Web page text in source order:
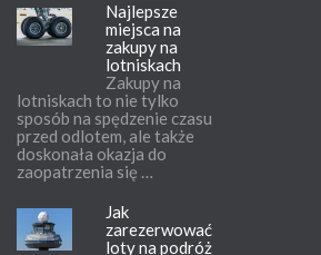
Najlepsze
miejsca na
zakupy na
lotniskach
Zakupy na
lotniskach to nie tylko
sposób na spędzenie czasu
przed odlotem, ale także
doskonała okazja do
zaopatrzenia się …
Jak
zarezerwować
loty na podróż